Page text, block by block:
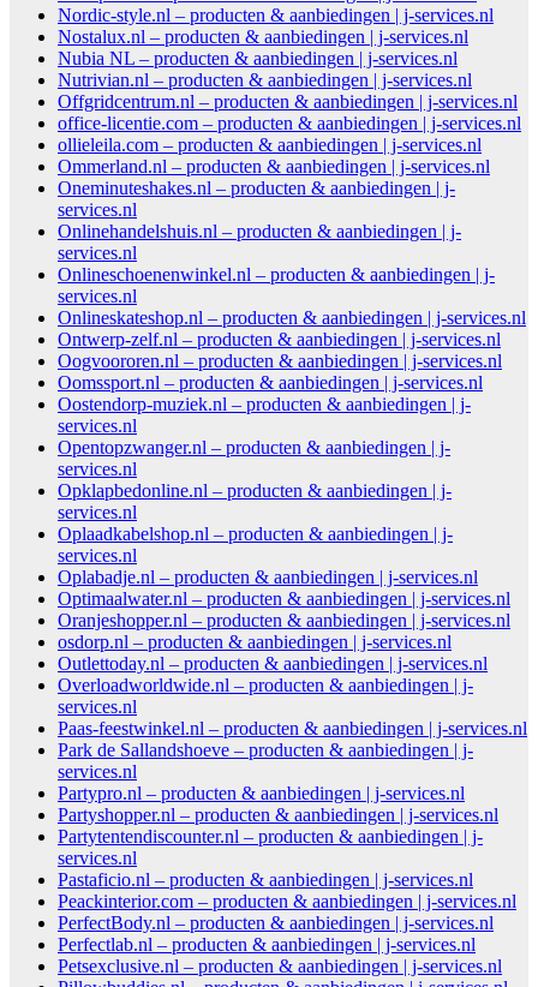
Nordic-style.nl – producten & aanbiedingen | j-services.nl
Nostalux.nl – producten & aanbiedingen | j-services.nl
Nubia NL – producten & aanbiedingen | j-services.nl
Nutrivian.nl – producten & aanbiedingen | j-services.nl
Offgridcentrum.nl – producten & aanbiedingen | j-services.nl
office-licentie.com – producten & aanbiedingen | j-services.nl
ollieleila.com – producten & aanbiedingen | j-services.nl
Ommerland.nl – producten & aanbiedingen | j-services.nl
Oneminuteshakes.nl – producten & aanbiedingen | j-
services.nl
Onlinehandelshuis.nl – producten & aanbiedingen | j-
services.nl
Onlineschoenenwinkel.nl – producten & aanbiedingen | j-
services.nl
Onlineskateshop.nl – producten & aanbiedingen | j-services.nl
Ontwerp-zelf.nl – producten & aanbiedingen | j-services.nl
Oogvoororen.nl – producten & aanbiedingen | j-services.nl
Oomssport.nl – producten & aanbiedingen | j-services.nl
Oostendorp-muziek.nl – producten & aanbiedingen | j-
services.nl
Opentopzwanger.nl – producten & aanbiedingen | j-
services.nl
Opklapbedonline.nl – producten & aanbiedingen | j-
services.nl
Oplaadkabelshop.nl – producten & aanbiedingen | j-
services.nl
Oplabadje.nl – producten & aanbiedingen | j-services.nl
Optimaalwater.nl – producten & aanbiedingen | j-services.nl
Oranjeshopper.nl – producten & aanbiedingen | j-services.nl
osdorp.nl – producten & aanbiedingen | j-services.nl
Outlettoday.nl – producten & aanbiedingen | j-services.nl
Overloadworldwide.nl – producten & aanbiedingen | j-
services.nl
Paas-feestwinkel.nl – producten & aanbiedingen | j-services.nl
Park de Sallandshoeve – producten & aanbiedingen | j-
services.nl
Partypro.nl – producten & aanbiedingen | j-services.nl
Partyshopper.nl – producten & aanbiedingen | j-services.nl
Partytentendiscounter.nl – producten & aanbiedingen | j-
services.nl
Pastaficio.nl – producten & aanbiedingen | j-services.nl
Peackinterior.com – producten & aanbiedingen | j-services.nl
PerfectBody.nl – producten & aanbiedingen | j-services.nl
Perfectlab.nl – producten & aanbiedingen | j-services.nl
Petsexclusive.nl – producten & aanbiedingen | j-services.nl